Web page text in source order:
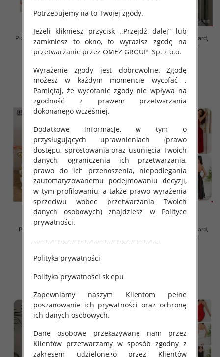
Piżama damska Roz M/L/XL, Mix
kolor Paczka 12 szt
szczegóły
Piżama damska Roz Standard,
Mix kolor Paczka 12 szt
szczegóły
Piżama damska Roz Standard,
szczegóły
Piżama damska Roz Standard,
Mix kolor Paczka 12 szt
Potrzebujemy na to Twojej zgody.
Jeżeli klikniesz przycisk „Przejdź dalej” lub
zamkniesz to okno, to wyrazisz zgodę na
przetwarzanie przez OMEZ GROUP Sp. z o.o.
Wyrażenie zgody jest dobrowolne. Zgodę
możesz w każdym momencie wycofać .
Pamiętaj, że wycofanie zgody nie wpływa na
zgodność z prawem przetwarzania
dokonanego wcześniej.
Dodatkowe informacje, w tym o
przysługujących uprawnieniach (prawo
dostępu, sprostowania oraz usunięcia Twoich
danych, ograniczenia ich przetwarzania,
prawo do ich przenoszenia, niepodlegania
zautomatyzowanemu podejmowaniu decyzji,
w tym profilowaniu, a także prawo wyrażenia
sprzeciwu wobec przetwarzania Twoich
danych osobowych) znajdziesz w Polityce
prywatności.
---------------------------------------------------
Polityka prywatności
Polityka prywatności sklepu
Zapewniamy naszym Klientom pełne
poszanowanie ich prywatności oraz ochronę
ich danych osobowych.
Dane osobowe przekazywane nam przez
Klientów przetwarzamy w sposób zgodny z
zakresem udzielonego przez Klientów